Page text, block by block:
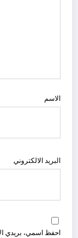
الاسم
البريد الالكتروني
احفظ اسمي، بريدي